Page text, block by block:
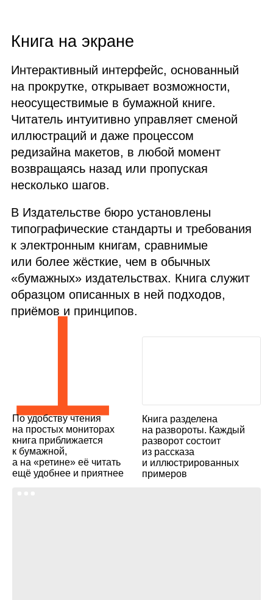
Книга на экране
Интерактивный интерфейс, основанный
на прокрутке, открывает возможности,
неосуществимые в бумажной книге.
Читатель интуитивно управляет сменой
иллюстраций и даже процессом
редизайна макетов, в любой момент
возвращаясь назад или пропуская
несколько шагов.
В Издательстве бюро установлены
типографические стандарты и требования
к электронным книгам, сравнимые
или более жёсткие, чем в обычных
«бумажных» издательствах. Книга служит
образцом описанных в ней подходов,
приёмов и принципов.
𝍥
По удобству чтения
на простых мониторах
книга при­бли­жа­ется
к бумажной,
а на «ретине» её читать
ещё удобнее и приятнее
Книга разделена
на развороты. Каждый
разворот состоит
из рассказа
и иллюстрированных
примеров